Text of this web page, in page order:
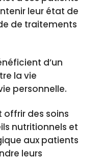
leur état de
de traitements
d’un
la vie
personnelle.
offrir des soins
nutritionnels et
aux patients
leurs